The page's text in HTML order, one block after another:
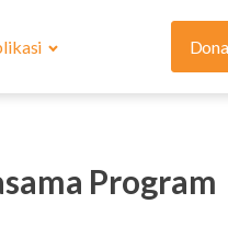
Program